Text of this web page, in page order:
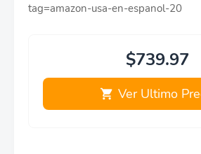
tag=amazon-usa-en-espanol-20
$739.97
Ver Ultimo